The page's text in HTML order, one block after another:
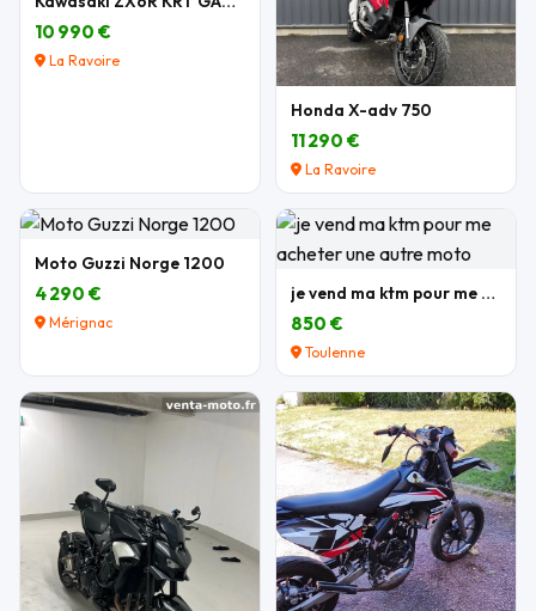
10 990 €
La Ravoire
Honda X-adv 750
11 290 €
La Ravoire
Moto Guzzi Norge 1200
4 290 €
Mérignac
je vend ma ktm pour me acheter une autre moto
850 €
Toulenne